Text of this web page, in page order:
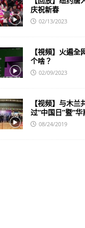
庆祝新春
02/13/2023
【視頻】火遍
个啥？
02/09/2023
【视频】与木
过“中国日”暨“
08/24/2019